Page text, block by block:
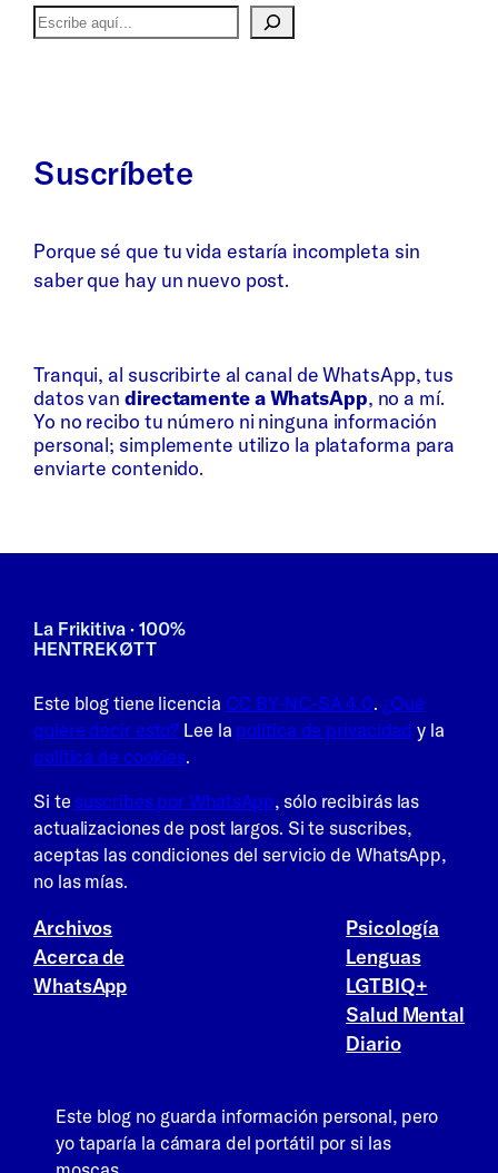
Buscar
Suscríbete
Porque sé que tu vida estaría incompleta sin
saber que hay un nuevo post.
Tranqui, al suscribirte al canal de WhatsApp, tus
datos vandirectamente a WhatsApp, no a mí.
Yo no recibo tu número ni ninguna información
personal; simplemente utilizo la plataforma para
enviarte contenido.
La Frikitiva · 100%
HENTREKØTT
Este blog tiene licencia CC BY-NC-SA 4.0. ¿Qué
quiere decir esto? Lee la política de privacidad y la
política de cookies.
Si te suscribes por WhatsApp, sólo recibirás las
actualizaciones de post largos. Si te suscribes,
aceptas las condiciones del servicio de WhatsApp,
no las mías.
Archivos
Acerca de
WhatsApp
Psicología
Lenguas
LGTBIQ+
Salud Mental
Diario
Este blog no guarda información personal, pero
yo taparía la cámara del portátil por si las